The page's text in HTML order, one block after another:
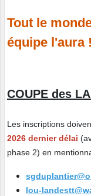
Tout le
équipe l'aura !
COUPE des
Les inscriptions
2026 dernier délai
phase 2) en
lou-